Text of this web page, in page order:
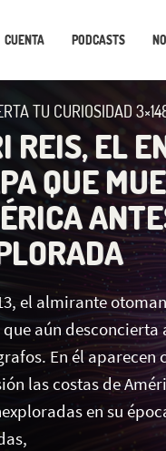
CUENTA PODCASTS
TU CURIOSIDAD
REIS, EL
QUE
el almirante
aún desconcierta
En él aparecen
las costas de
en su